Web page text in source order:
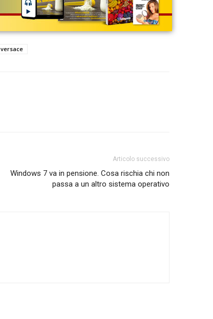
versace
Articolo successivo
Windows 7 va in pensione. Cosa rischia chi non
passa a un altro sistema operativo